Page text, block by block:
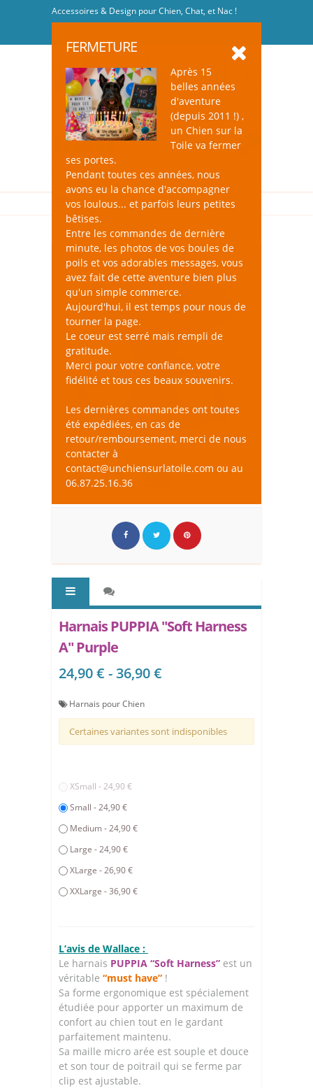
Accessoires & Design pour Chien, Chat, et Nac !
FERMETURE
Après 15
belles années
d'aventure
(depuis 2011 !) ,
un Chien sur la
Toile va fermer
ses portes.
Pendant toutes ces années, nous
avons eu la chance d'accompagner
vos loulous... et parfois leurs petites
bêtises.
Entre les commandes de dernière
minute, les photos de vos boules de
poils et vos adorables messages, vous
avez fait de cette aventure bien plus
qu'un simple commerce.
Aujourd'hui, il est temps pour nous de
tourner la page.
Le coeur est serré mais rempli de
gratitude.
Merci pour votre confiance, votre
fidélité et tous ces beaux souvenirs.
Les dernières commandes ont toutes
été expédiées, en cas de
retour/remboursement, merci de nous
contacter à
contact@unchiensurlatoile.com ou au
06.87.25.16.36
Harnais PUPPIA "Soft Harness
A" Purple
24,90 € - 36,90 €
Harnais pour Chien
Certaines variantes sont indisponibles
XSmall - 24,90 €
Small - 24,90 €
Medium - 24,90 €
Large - 24,90 €
XLarge - 26,90 €
XXLarge - 36,90 €
L’avis de Wallace :
Le harnais PUPPIA “Soft Harness” est un
véritable “must have” !
Sa forme ergonomique est spécialement
étudiée pour apporter un maximum de
confort au chien tout en le gardant
parfaitement maintenu.
Sa maille micro arée est souple et douce
et son tour de poitrail qui se ferme par
clip est ajustable.